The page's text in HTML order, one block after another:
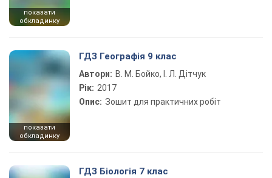
показати
обкладинку
показати
обкладинку
ГДЗ Географія 9 клас
Автори: В. М. Бойко, І. Л. Дітчук
Рік: 2017
Опис: Зошит для практичних робіт
ГДЗ Біологія 7 клас